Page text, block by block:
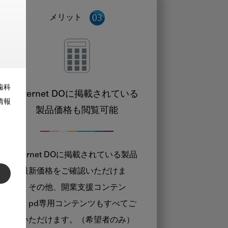
科
報
メリット
Internet DOに掲載されている
製品価格も閲覧可能
Internet DOに掲載されている製品
の最新価格をご確認いただけま
す。その他、開業支援コンテン
ツ、pd専用コンテンツもすべてご
覧いただけます。（希望者のみ）